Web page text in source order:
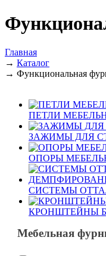
Главная
→ Каталог
→ Функциональная
ПЕТЛИ
ЗАЖИМЫ ДЛЯ
ОПОРЫ
СИСТЕМЫ
КРОНШТЕЙНЫ
Мебельная